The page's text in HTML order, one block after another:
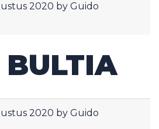
2020 by Guido
BULTIA
2020 by Guido